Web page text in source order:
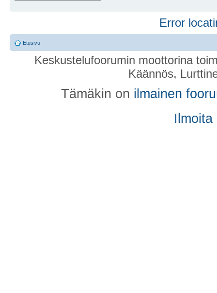
Error
Etusivu
Keskustelufoorumin moottorina
Käännös,
Tämäkin on ilmainen